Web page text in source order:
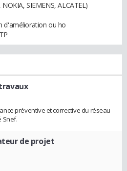
SIEMENS, ALCATEL)
d'amélioration ou ho
préventive et corrective du réseau
Snef.
de projet